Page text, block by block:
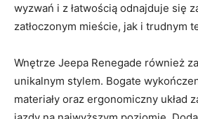
wyzwań i z łatwością odnajduje się‍
zatłoczonym ⁤mieście, jak i trudnym
Wnętrze⁢ Jeepa Renegade również
unikalnym stylem. Bogate
materiały ⁣oraz ergonomiczny układ